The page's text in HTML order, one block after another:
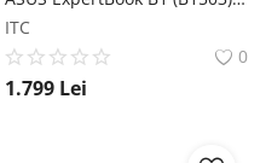
ITC
0
1.799 Lei